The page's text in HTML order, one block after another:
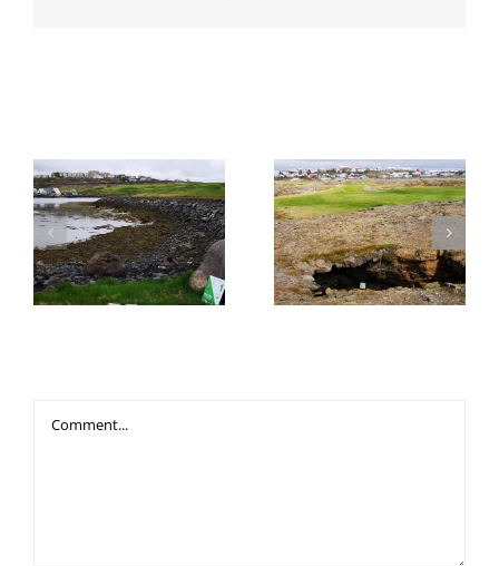
1. Fornubúðir (verslun)
2. Móðhola (draugur) –
Hvaleyrarhraun